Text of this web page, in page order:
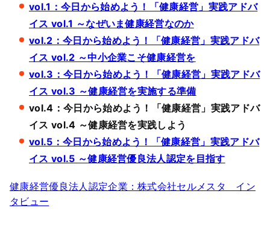
vol.1：今日から始めよう！「健康経営」実践アドバ
イス vol.1 ～なぜいま健康経営なのか
vol.2：今日から始めよう！「健康経営」実践アドバ
イス vol.2 ～中小企業こそ健康経営を
vol.3：今日から始めよう！「健康経営」実践アドバ
イス vol.3 ～健康経営を実施する準備
vol.4：今日から始めよう！「健康経営」実践アドバ
イス vol.4 ～健康経営を実践しよう
vol.5：今日から始めよう！「健康経営」実践アドバ
イス vol.5 ～健康経営優良法人認定を目指す
健康経営優良法人認定企業：株式会社セルメスタ イン
タビュー